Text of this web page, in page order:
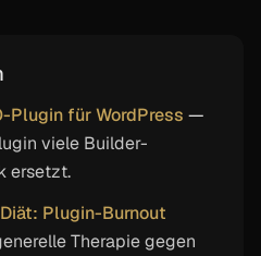
Plugin für WordPress —
viele Builder-
ersetzt.
Plugin-Burnout
Therapie gegen